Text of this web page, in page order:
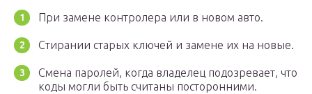
При замене контролера или в новом авто.
Стирании старых ключей и замене их на новые.
Смена паролей, когда владелец подозревает, что
коды могли быть считаны посторонними.